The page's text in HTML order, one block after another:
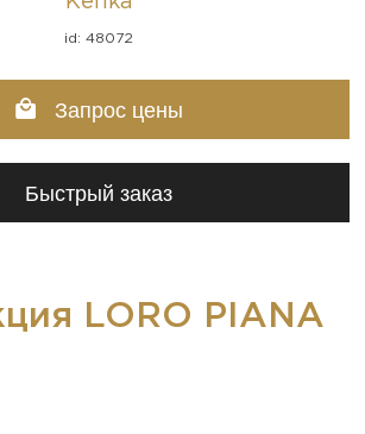
id: 48072
Запрос цены
Быстрый заказ
LORO PIANA